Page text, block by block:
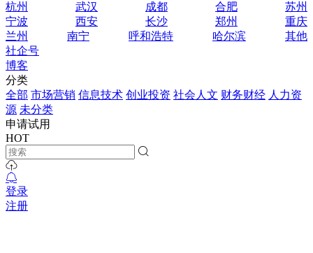
杭州
武汉 成都 合肥
苏州
宁波
西安 长沙 郑州
重庆
兰州
南宁 呼和浩特 哈尔滨
其他
社企号
博客
分类
全部 市场营销 信息技术 创业投资 社会人文 财务财经 人力资
源 未分类
申请试用
HOT
登录
注册